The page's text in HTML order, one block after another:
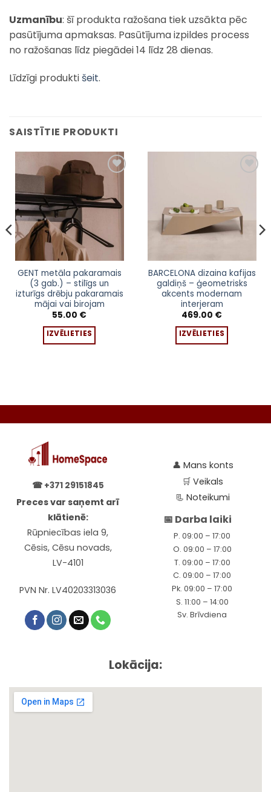
Uzmanību: šī produkta ražošana tiek uzsākta pēc
pasūtījuma apmaksas. Pasūtījuma izpildes process
no ražošanas līdz piegādei 14 līdz 28 dienas.
Līdzīgi produkti šeit.
SAISTĪTIE PRODUKTI
Pievienot
sarakstam
GENT metāla pakaramais
(3 gab.) – stilīgs un
izturīgs drēbju pakaramais
mājai vai birojam
55.00 €
IZVĒLIETIES
This
product
has
multiple
product
BARCELONA dizaina kafijas
galdiņš – ģeometrisks
akcents modernam
interjeram
469.00 €
IZVĒLIETIES
This
product
product
☎ +371 29151845
Preces var saņemt arī
klātienē:
Rūpniecības iela 9,
Cēsis, Cēsu novads,
LV-4101
PVN Nr. LV40203313036
👤 Mans konts
🛒Veikals
📃Noteikumi
📅 Darba laiki
P. 09:00 – 17:00
O. 09:00 – 17:00
T. 09:00 – 17:00
C. 09:00 – 17:00
Pk. 09:00 – 17:00
S. 11:00 – 14:00
Sv. Brīvdiena
Lokācija: